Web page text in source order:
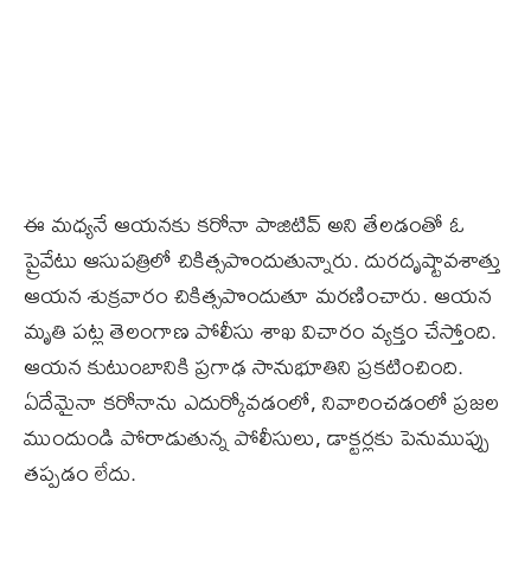
ఈ మధ్యనే ఆయనకు కరోనా పాజిటివ్‌ అని తేలడంతో ఓ
ప్రైవేటు ఆసుపత్రిలో చికిత్సపొందుతున్నారు. దురదృష్టావశాత్తు
ఆయన శుక్రవారం చికిత్సపొందుతూ మరణించారు. ఆయన
మృతి పట్ల తెలంగాణ పోలీసు శాఖ విచారం వ్యక్తం చేస్తోంది.
ఆయన కుటుంబానికి ప్రగాఢ సానుభూతిని ప్రకటించింది.
ఏదేమైనా కరోనాను ఎదుర్కోవడంలో, నివారించడంలో ప్రజల
ముందుండి పోరాడుతున్న పోలీసులు, డాక్టర్లకు పెనుముప్పు
తప్పడం లేదు.